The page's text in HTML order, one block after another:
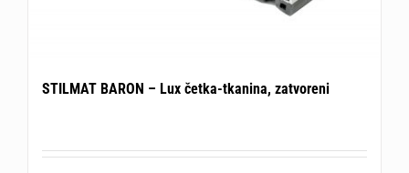
STILMAT BARON – Lux četka-tkanina, zatvoreni